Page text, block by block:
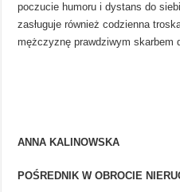
poczucie humoru i dystans do
zasługuje również codzienna
mężczyznę prawdziwym skarbem
ANNA KALINOWSKA
POŚREDNIK W OBROCIE